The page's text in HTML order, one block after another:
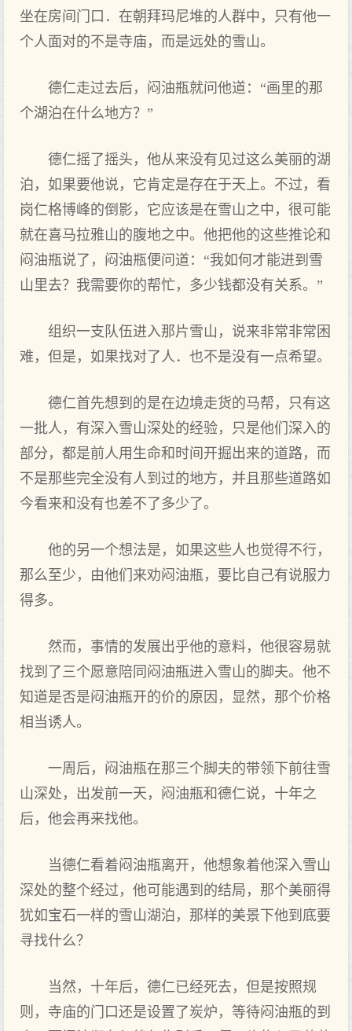
坐在房间门口．在朝拜玛尼堆的人群中，只有他一
个人面对的不是寺庙，而是远处的雪山。
德仁走过去后，闷油瓶就问他道：“画里的那
个湖泊在什么地方？”
德仁摇了摇头，他从来没有见过这么美丽的湖
泊，如果要他说，它肯定是存在于天上。不过，看
岗仁格博峰的倒影，它应该是在雪山之中，很可能
就在喜马拉雅山的腹地之中。他把他的这些推论和
闷油瓶说了，闷油瓶便问道：“我如何才能进到雪
山里去？我需要你的帮忙，多少钱都没有关系。”
组织一支队伍进入那片雪山，说来非常非常困
难，但是，如果找对了人．也不是没有一点希望。
德仁首先想到的是在边境走货的马帮，只有这
一批人，有深入雪山深处的经验，只是他们深入的
部分，都是前人用生命和时间开掘出来的道路，而
不是那些完全没有人到过的地方，并且那些道路如
今看来和没有也差不了多少了。
他的另一个想法是，如果这些人也觉得不行，
那么至少，由他们来劝闷油瓶，要比自己有说服力
得多。
然而，事情的发展出乎他的意料，他很容易就
找到了三个愿意陪同闷油瓶进入雪山的脚夫。他不
知道是否是闷油瓶开的价的原因，显然，那个价格
相当诱人。
一周后，闷油瓶在那三个脚夫的带领下前往雪
山深处，出发前一天，闷油瓶和德仁说，十年之
后，他会再来找他。
当德仁看着闷油瓶离开，他想象着他深入雪山
深处的整个经过，他可能遇到的结局，那个美丽得
犹如宝石一样的雪山湖泊，那样的美景下他到底要
寻找什么？
当然，十年后，德仁已经死去，但是按照规
则，寺庙的门口还是设置了炭炉，等待闷油瓶的到